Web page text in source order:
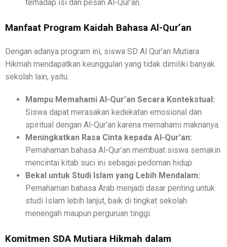
terhadap isi dan pesan Al-Qur’an.
Manfaat Program Kaidah Bahasa Al-Qur’an
Dengan adanya program ini, siswa SD Al Qur’an Mutiara
Hikmah mendapatkan keunggulan yang tidak dimiliki banyak
sekolah lain, yaitu:
Mampu Memahami Al-Qur’an Secara Kontekstual:
Siswa dapat merasakan kedekatan emosional dan
spiritual dengan Al-Qur’an karena memahami maknanya.
Meningkatkan Rasa Cinta kepada Al-Qur’an:
Pemahaman bahasa Al-Qur’an membuat siswa semakin
mencintai kitab suci ini sebagai pedoman hidup.
Bekal untuk Studi Islam yang Lebih Mendalam:
Pemahaman bahasa Arab menjadi dasar penting untuk
studi Islam lebih lanjut, baik di tingkat sekolah
menengah maupun perguruan tinggi.
Komitmen SDA Mutiara Hikmah dalam